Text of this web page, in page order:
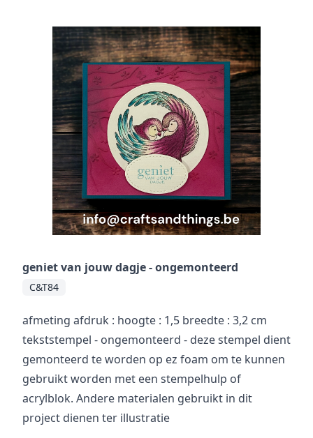
geniet van jouw dagje - ongemonteerd
C&T84
afmeting afdruk : hoogte : 1,5 breedte : 3,2 cm
tekststempel - ongemonteerd - deze stempel dient
gemonteerd te worden op ez foam om te kunnen
gebruikt worden met een stempelhulp of
acrylblok. Andere materialen gebruikt in dit
project dienen ter illustratie